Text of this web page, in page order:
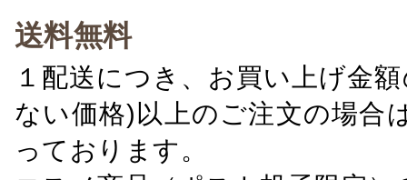
送料無料
１配送につき、お買い上げ金
ない価格)以上のご注文の場合
っております。